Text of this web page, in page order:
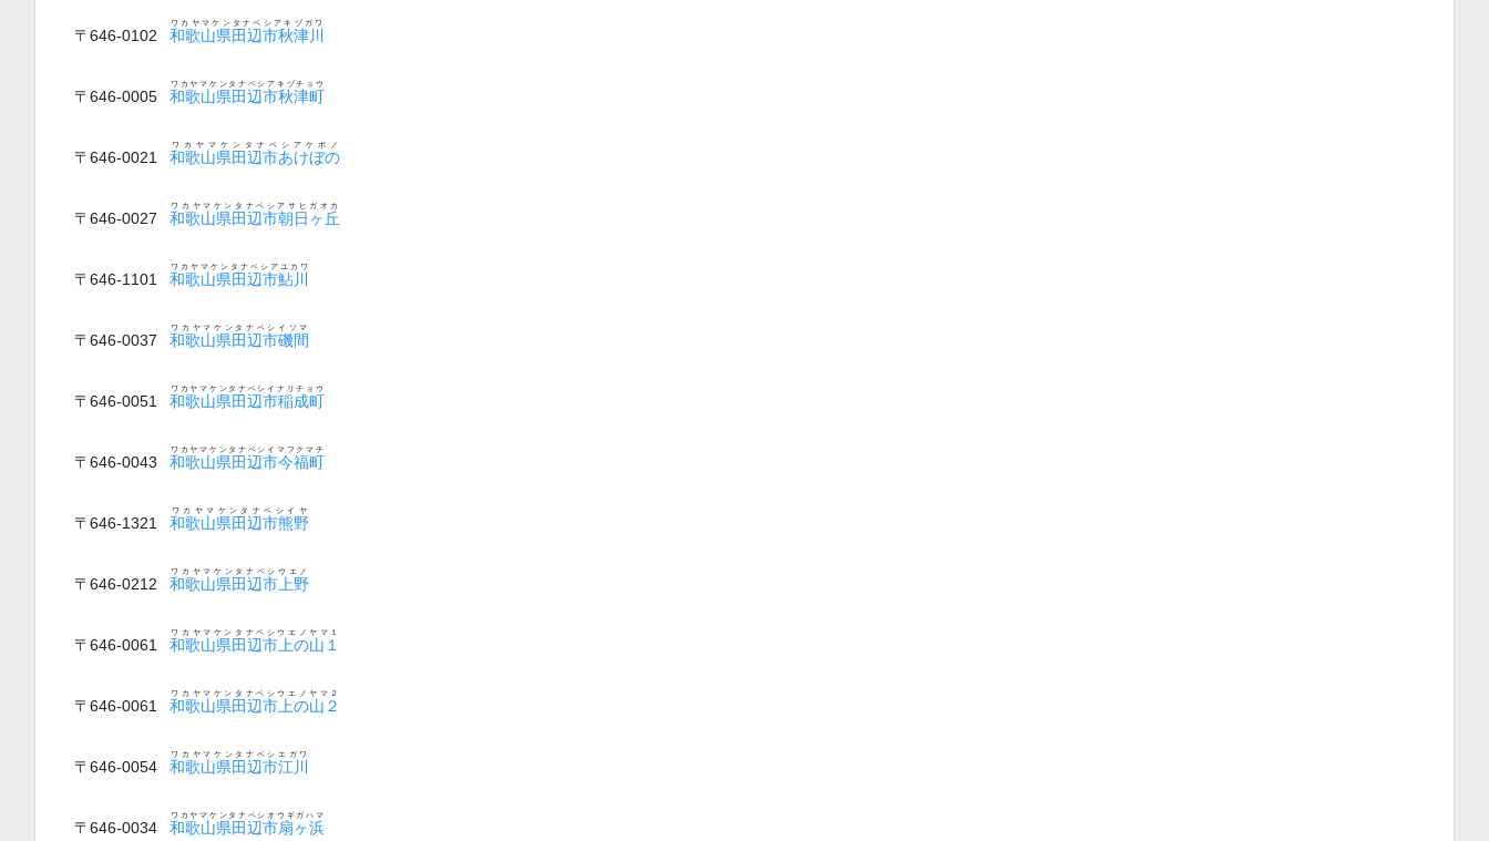
〒646-0102 和歌山県田辺市秋津川
ワカヤマケンタナベシアキヅガワ
〒646-0005 和歌山県田辺市秋津町
ワカヤマケンタナベシアキヅチョウ
〒646-0021 和歌山県田辺市あけぼの
ワカヤマケンタナベシアケボノ
〒646-0027 和歌山県田辺市朝日ヶ丘
ワカヤマケンタナベシアサヒガオカ
〒646-1101 和歌山県田辺市鮎川
ワカヤマケンタナベシアユカワ
〒646-0037 和歌山県田辺市磯間
ワカヤマケンタナベシイソマ
〒646-0051 和歌山県田辺市稲成町
ワカヤマケンタナベシイナリチョウ
〒646-0043 和歌山県田辺市今福町
ワカヤマケンタナベシイマフクマチ
〒646-1321 和歌山県田辺市熊野
ワカヤマケンタナベシイヤ
〒646-0212 和歌山県田辺市上野
ワカヤマケンタナベシウエノ
〒646-0061 和歌山県田辺市上の山１
ワカヤマケンタナベシウエノヤマ１
〒646-0061 和歌山県田辺市上の山２
ワカヤマケンタナベシウエノヤマ２
〒646-0054 和歌山県田辺市江川
ワカヤマケンタナベシエガワ
〒646-0034 和歌山県田辺市扇ヶ浜
ワカヤマケンタナベシオウギガハマ